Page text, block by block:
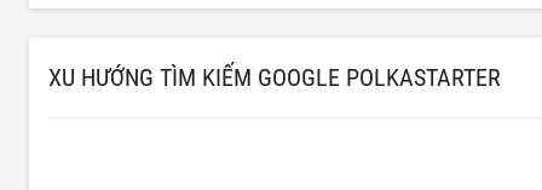
XU HƯỚNG TÌM KIẾM GOOGLE POLKASTARTER